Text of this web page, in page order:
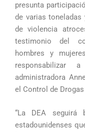
presunta
de varias toneladas
de violencia
testimonio del
hombres y
responsabilizar
administradora
el Control de Drogas
“La DEA seguirá
estadounidenses